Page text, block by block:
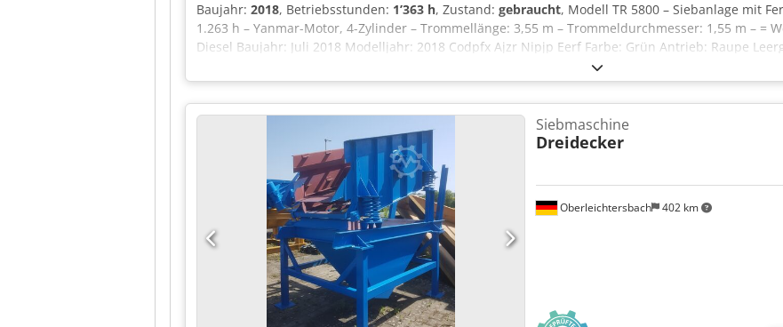
Baujahr: 2018, Betriebsstunden: 1’363 h, Zustand: gebraucht, Modell TR 5800 – Siebanlage mit
1.263 h – Yanmar-Motor, 4-Zylinder – Trommellänge: 3,55 m – Trommeldurchmesser: 1,55 m – =
Diesel Baujahr: Juli 2018 Modelljahr: 2018 Codpfx Ajzr Nipjp Eerf Farbe: Grün Antrieb: Raupe
Firmeninformationen = We are located between Antwerp and Brussels along the A12 motorway,
hours: Monday till Friday continuously from 8.30 am to 19.00 pm.
Oberleichtersbach 402 km
Siebmaschine
Dreidecker